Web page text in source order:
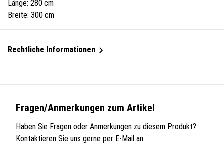
Länge: 280 cm
Breite: 300 cm
Rechtliche Informationen
Fragen/Anmerkungen zum Artikel
Haben Sie Fragen oder Anmerkungen zu diesem Produkt?
Kontaktieren Sie uns gerne per E-Mail an: